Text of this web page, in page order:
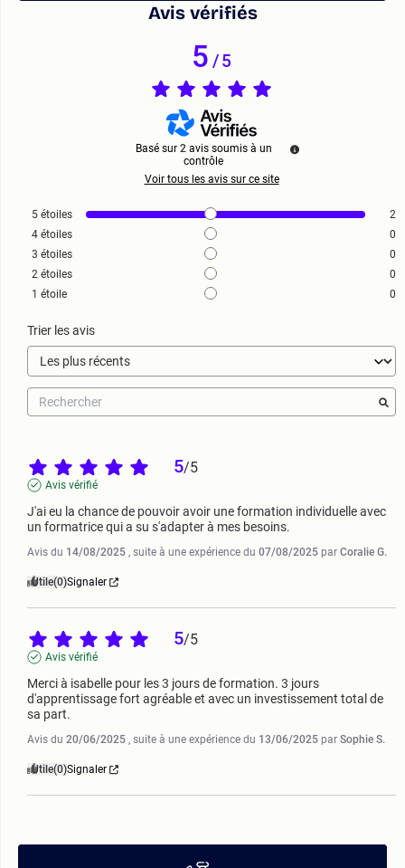
Avis vérifiés
5/5
Basé sur 2 avis soumis à un
contrôle
Voir tous les avis sur ce site
5 étoiles
2
4 étoiles
0
3 étoiles
0
2 étoiles
0
1 étoile 0
Trier les avis
5/5
Avis vérifié
J'ai eu la chance de pouvoir avoir une formation individuelle avec
un formatrice qui a su s'adapter à mes besoins.
Avis du 14/08/2025 , suite à une expérience du 07/08/2025 par Coralie G.
Utile(0)Signaler
5/5
Avis vérifié
Merci à isabelle pour les 3 jours de formation. 3 jours
d'apprentissage fort agréable et avec un investissement total de
sa part.
Avis du 20/06/2025 , suite à une expérience du 13/06/2025 par Sophie S.
Utile(0)Signaler